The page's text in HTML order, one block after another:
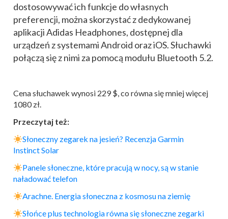
dostosowywać ich funkcje do własnych
preferencji, można skorzystać z dedykowanej
aplikacji Adidas Headphones, dostępnej dla
urządzeń z systemami Android oraz iOS. Słuchawki
połączą się z nimi za pomocą modułu Bluetooth 5.2.
Cena słuchawek wynosi 229 $, co równa się mniej więcej
1080 zł.
Przeczytaj też:
Słoneczny zegarek na jesień? Recenzja Garmin
InstinctSolar
Panele słoneczne, które pracują w nocy, są w stanie
naładować telefon
Arachne. Energia słoneczna z kosmosu na ziemię
Słońce plus technologia równa się słoneczne zegarki